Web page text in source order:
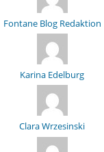
Fontane Blog Redaktion
Karina Edelburg
Clara Wrzesinski